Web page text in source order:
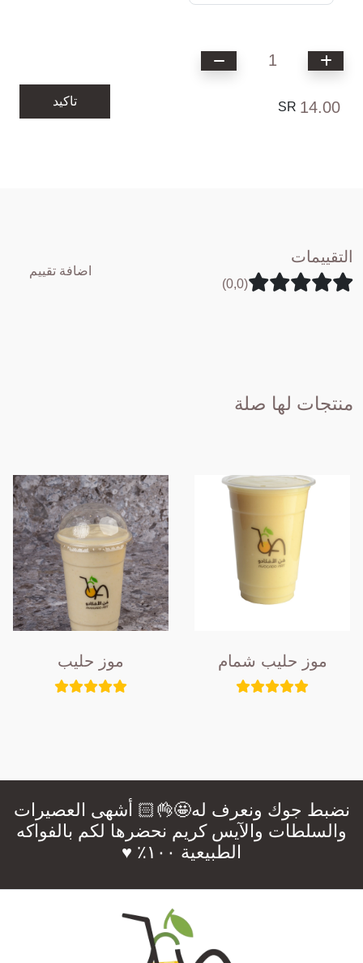
1
14.00
SR تاكيد
التقييمات
(0,0)
اضافة تقييم
منتجات لها صلة
موز حليب موز حليب شمام
نضبط جوك ونعرف له🤩👌🏻 أشهى العصيرات
والسلطات والآيس كريم نحضرها لكم بالفواكه
الطبيعية ١٠٠٪؜ ♥️